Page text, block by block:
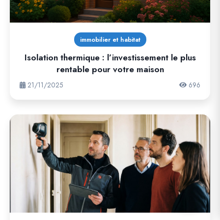
immobilier et habitat
Isolation thermique : l’investissement le plus
rentable pour votre maison
21/11/2025 696